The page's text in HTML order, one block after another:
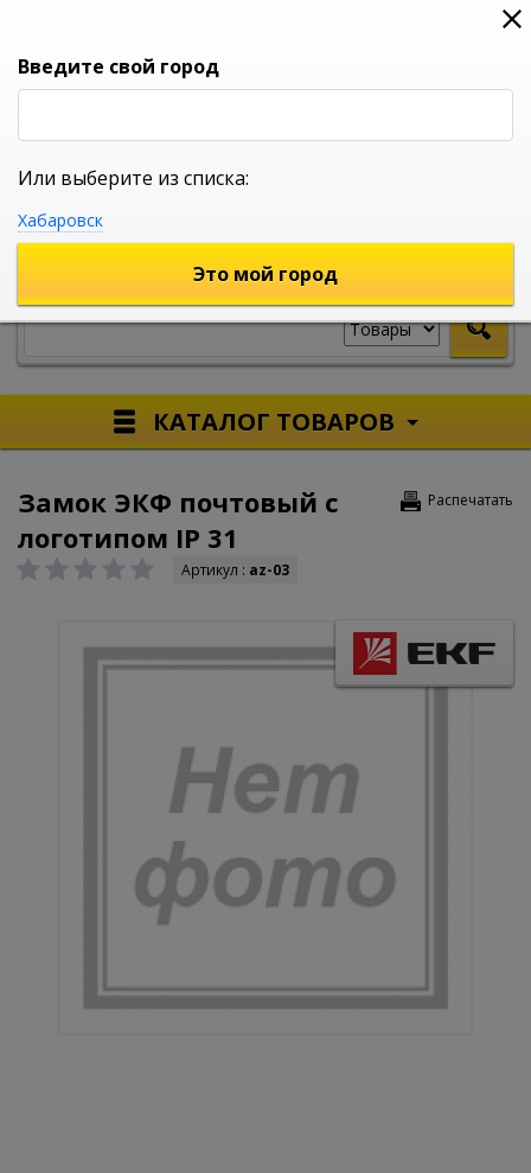
0
УНИВЕРСАЛЬНЫЙ ИНТЕРНЕТ МАГАЗИН
КАТАЛОГ ТОВАРОВ
Распечатать
Замок ЭКФ почтовый с
логотипом IP 31
Артикул : az-03
Введите свой город
Или выберите из списка:
Хабаровск
Это мой город